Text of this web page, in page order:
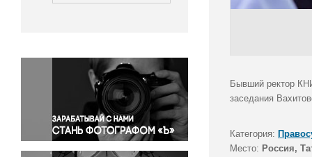
Окружающая среда
Политика
Правосудие
Происшествия и конфликты
Религия
Светская жизнь
Бывший ректор
заседания
Категория:
Место: Россия,